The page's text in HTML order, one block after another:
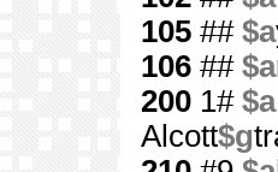
105 ## $a
106 ## $a
200 1# $a
Alcott$g